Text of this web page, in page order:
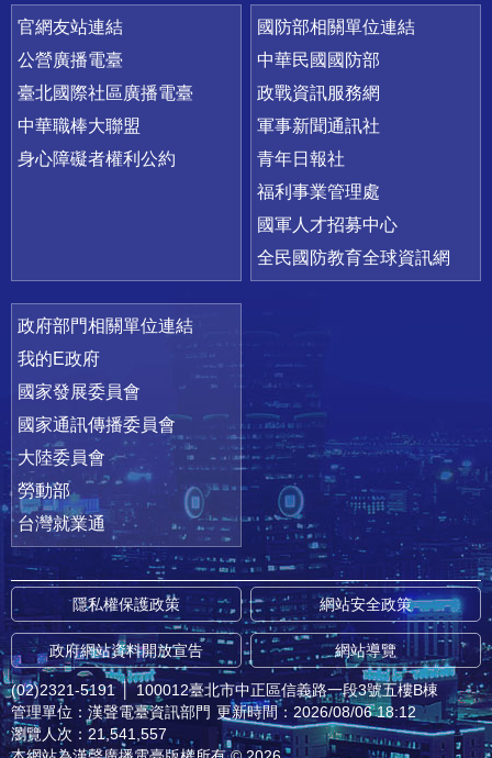
官網友站連結
公營廣播電臺
臺北國際社區廣播電臺
中華職棒大聯盟
身心障礙者權利公約
國防部相關單位連結
中華民國國防部
政戰資訊服務網
軍事新聞通訊社
青年日報社
福利事業管理處
國軍人才招募中心
全民國防教育全球資訊網
政府部門相關單位連結
我的E政府
國家發展委員會
國家通訊傳播委員會
大陸委員會
勞動部
台灣就業通
隱私權保護政策 網站安全政策
政府網站資料開放宣告 網站導覽
(02)2321-5191 │ 100012臺北市中正區信義路一段3號五樓B棟
管理單位：漢聲電臺資訊部門 更新時間：2026/08/06 18:12
瀏覽人次：21,541,557